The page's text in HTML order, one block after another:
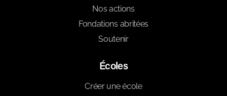
Nos actions
Fondations abritées
Soutenir
Écoles
Créer une école